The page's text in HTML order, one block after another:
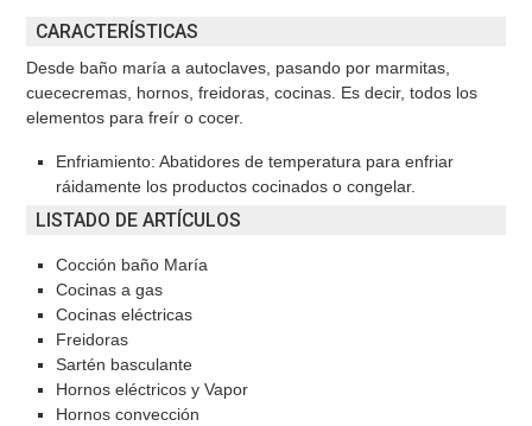
CARACTERÍSTICAS
Desde baño maría a autoclaves, pasando por marmitas,
cuececremas, hornos, freidoras, cocinas. Es decir, todos los
elementos para freír o cocer.
Enfriamiento: Abatidores de temperatura para enfriar
ráidamente los productos cocinados o congelar.
LISTADO DE ARTÍCULOS
Cocción baño María
Cocinas a gas
Cocinas eléctricas
Freidoras
Sartén basculante
Hornos eléctricos y Vapor
Hornos convección